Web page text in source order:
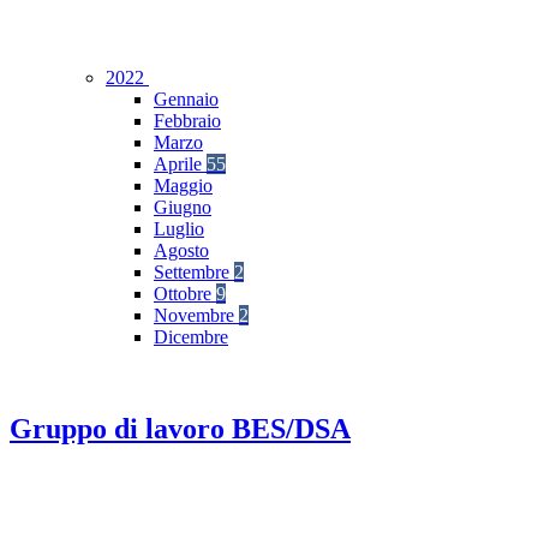
2022
Gennaio
Febbraio
Marzo
Aprile 55
Maggio
Giugno
Luglio
Agosto
Settembre 2
Ottobre 9
Novembre 2
Dicembre
Gruppo di lavoro BES/DSA